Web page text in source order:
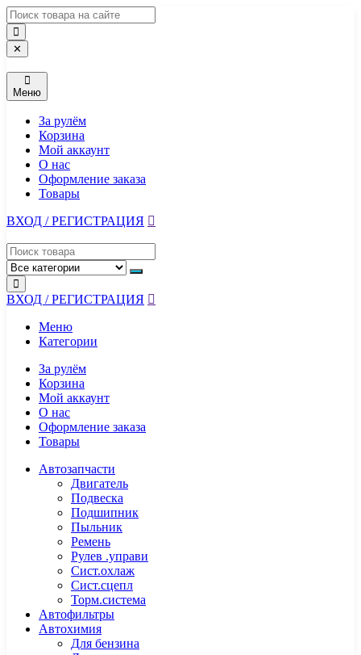
Перейти
к
содержимому
✕
Меню
За рулём
Корзина
Мой аккаунт
О нас
Оформление заказа
Товары
ВХОД / РЕГИСТРАЦИЯ
ВХОД / РЕГИСТРАЦИЯ
Меню
Категории
За рулём
Корзина
Мой аккаунт
О нас
Оформление заказа
Товары
Автозапчасти
Двигатель
Подвеска
Подшипник
Пыльник
Ремень
Рулев .управи
Сист.охлаж
Сист.сцепл
Торм.система
Автофильтры
Автохимия
Для бензина